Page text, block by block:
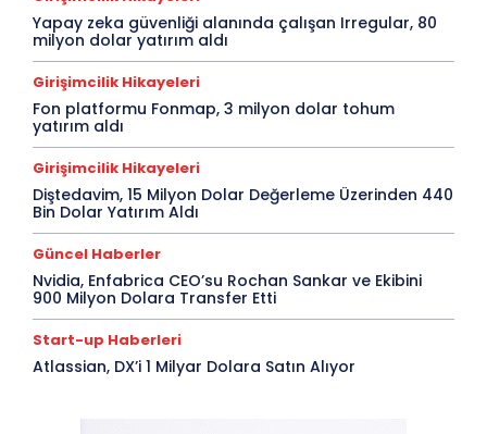
Yapay zeka güvenliği alanında çalışan Irregular, 80
milyon dolar yatırım aldı
Girişimcilik Hikayeleri
Fon platformu Fonmap, 3 milyon dolar tohum
yatırım aldı
Girişimcilik Hikayeleri
Diştedavim, 15 Milyon Dolar Değerleme Üzerinden 440
Bin Dolar Yatırım Aldı
Güncel Haberler
Nvidia, Enfabrica CEO’su Rochan Sankar ve Ekibini
900 Milyon Dolara Transfer Etti
Start-up Haberleri
Atlassian, DX’i 1 Milyar Dolara Satın Alıyor